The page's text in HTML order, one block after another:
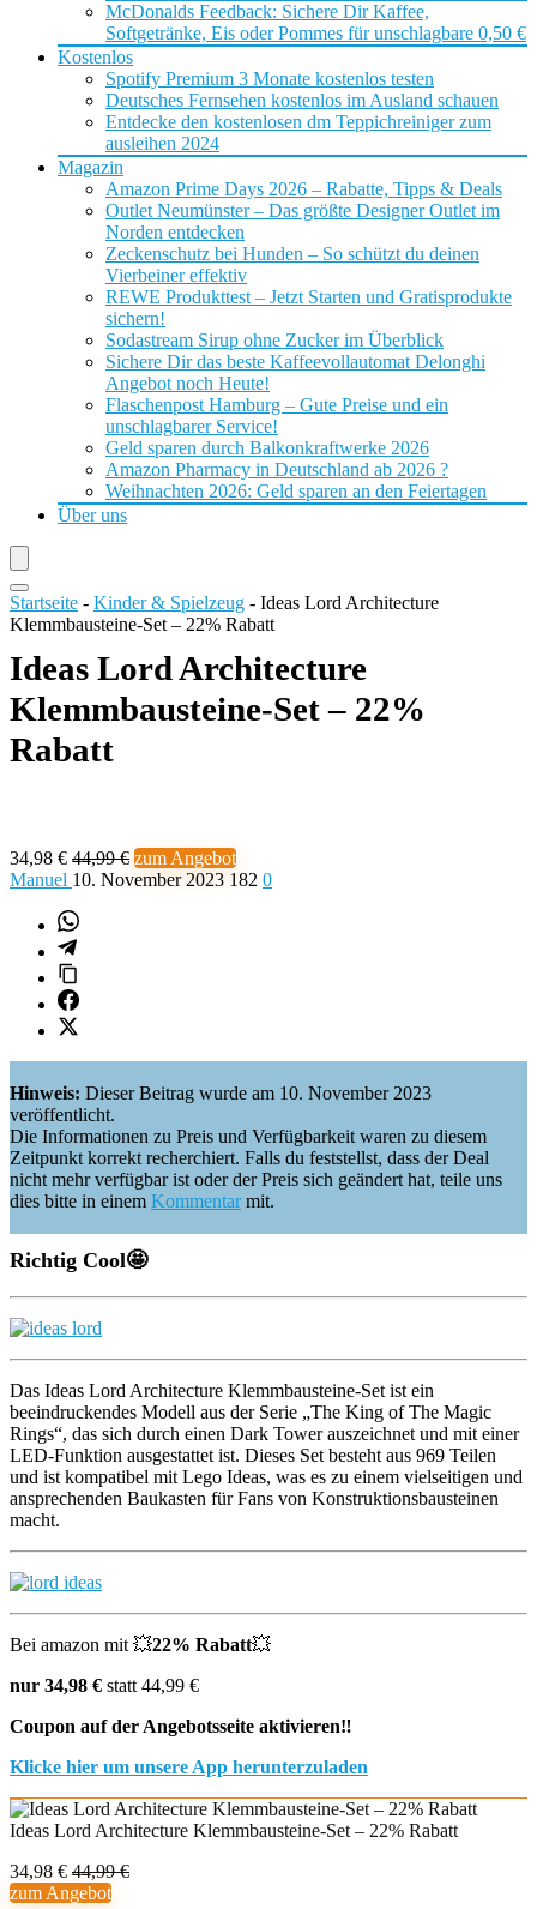
McDonalds Feedback: Sichere Dir Kaffee,
Softgetränke, Eis oder Pommes für unschlagbare 0,50 €
Kostenlos
Spotify Premium 3 Monate kostenlos testen
Deutsches Fernsehen kostenlos im Ausland schauen
Entdecke den kostenlosen dm Teppichreiniger zum
ausleihen 2024
Magazin
Amazon Prime Days 2026 – Rabatte, Tipps & Deals
Outlet Neumünster – Das größte Designer Outlet im
Norden entdecken
Zeckenschutz bei Hunden – So schützt du deinen
Vierbeiner effektiv
REWE Produkttest – Jetzt Starten und Gratisprodukte
sichern!
Sodastream Sirup ohne Zucker im Überblick
Sichere Dir das beste Kaffeevollautomat Delonghi
Angebot noch Heute!
Flaschenpost Hamburg – Gute Preise und ein
unschlagbarer Service!
Geld sparen durch Balkonkraftwerke 2026
Amazon Pharmacy in Deutschland ab 2026 ?
Weihnachten 2026: Geld sparen an den Feiertagen
Über uns
Startseite - Kinder & Spielzeug - Ideas Lord Architecture
Klemmbausteine-Set – 22% Rabatt
Ideas Lord Architecture
Klemmbausteine-Set – 22%
Rabatt
34,98 € 44,99 € zum Angebot
Manuel 10. November 2023 182 0
Hinweis: Dieser Beitrag wurde am 10. November 2023
veröffentlicht.
Die Informationen zu Preis und Verfügbarkeit waren zu diesem
Zeitpunkt korrekt recherchiert. Falls du feststellst, dass der Deal
nicht mehr verfügbar ist oder der Preis sich geändert hat, teile uns
dies bitte in einem Kommentarmit.
Richtig Cool🤩
Das Ideas Lord Architecture Klemmbausteine-Set ist ein
beeindruckendes Modell aus der Serie „The King of The Magic
Rings“, das sich durch einen Dark Tower auszeichnet und mit einer
LED-Funktion ausgestattet ist. Dieses Set besteht aus 969 Teilen
und ist kompatibel mit Lego Ideas, was es zu einem vielseitigen und
ansprechenden Baukasten für Fans von Konstruktionsbausteinen
macht.
Bei amazon mit 💥22% Rabatt💥
nur 34,98 € statt 44,99 €
Coupon auf der Angebotsseite aktivieren‼️
Klicke hier um unsere App herunterzuladen
Ideas Lord Architecture Klemmbausteine-Set – 22% Rabatt
34,98 € 44,99 €
zum Angebot